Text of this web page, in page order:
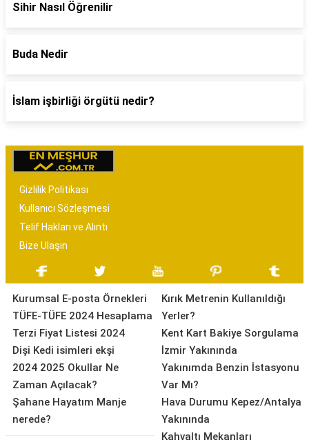
Sihir Nasıl Öğrenilir
Buda Nedir
İslam işbirliği örgütü nedir?
Gizlilik Politikası
Kullanıcı Sözleşmesi
Telif Hakları ve Alıntı
Bize Ulaşın
Kurumsal E-posta Örnekleri
TÜFE-TÜFE 2024 Hesaplama
Terzi Fiyat Listesi 2024
Dişi Kedi isimleri ekşi
2024 2025 Okullar Ne
Zaman Açılacak?
Şahane Hayatım Manje
nerede?
Kırık Metrenin Kullanıldığı
Yerler?
Kent Kart Bakiye Sorgulama
İzmir Yakınında
Yakınımda Benzin İstasyonu
Var Mı?
Hava Durumu Kepez/Antalya
Yakınında
Kahvaltı Mekanları